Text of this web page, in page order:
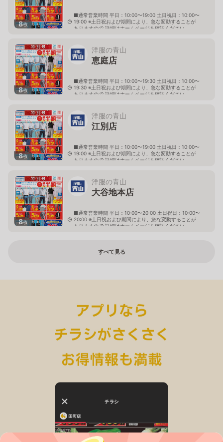
8枚
■通常営業時間 平日：10:00〜19:00 土日祝日：10:00〜
19:00 ※土日祝および期間により、急な変動することが
ありますので 詳細はホームページを確認ください
8枚
洋服の青山
恵庭店
■通常営業時間 平日：10:00〜19:30 土日祝日：10:00〜
19:30 ※土日祝および期間により、急な変動することが
ありますので 詳細はホームページを確認ください
8枚
洋服の青山
江別店
■通常営業時間 平日：10:00〜19:00 土日祝日：10:00〜
19:00 ※土日祝および期間により、急な変動することが
ありますので 詳細はホームページを確認ください
8枚
洋服の青山
大谷地本店
■通常営業時間 平日：10:00〜20:00 土日祝日：10:00〜
20:00 ※土日祝および期間により、急な変動することが
ありますので 詳細はホームページを確認ください
すべて見る